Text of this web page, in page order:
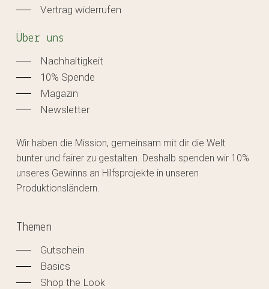
Vertrag widerrufen
Über uns
Nachhaltigkeit
10% Spende
Magazin
Newsletter
Wir haben die Mission, gemeinsam mit dir die Welt
bunter und fairer zu gestalten. Deshalb spenden wir 10%
unseres Gewinns an Hilfsprojekte in unseren
Produktionsländern.
Themen
Gutschein
Basics
Shop the Look